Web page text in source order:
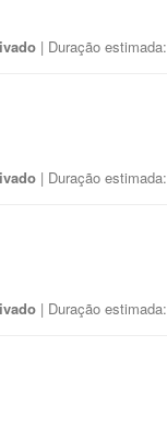
| Duração estimada:
| Duração estimada:
| Duração estimada: